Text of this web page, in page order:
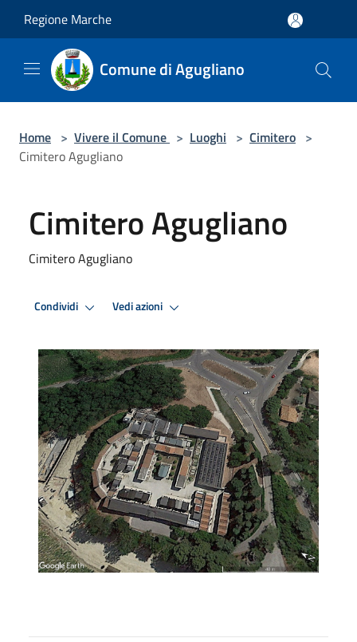
Regione Marche
Comune di Agugliano
Home > Vivere il Comune > Luoghi > Cimitero >
Cimitero Agugliano
Cimitero Agugliano
Cimitero Agugliano
Condividi Vedi azioni